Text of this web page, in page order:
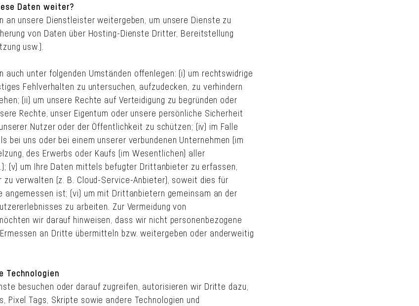
Daten weiter?
an unsere Dienstleister weitergeben, um unsere Dienste zu
von Daten über Hosting-Dienste Dritter, Bereitstellung
usw.).
auch unter folgenden Umständen offenlegen: (i) um rechtswidrige
Fehlverhalten zu untersuchen, aufzudecken, zu verhindern
(ii) um unsere Rechte auf Verteidigung zu begründen oder
Rechte, unser Eigentum oder unsere persönliche Sicherheit
Nutzer oder der Öffentlichkeit zu schützen; (iv) im Falle
bei uns oder bei einem unserer verbundenen Unternehmen (im
des Erwerbs oder Kaufs (im Wesentlichen) aller
(v) um Ihre Daten mittels befugter Drittanbieter zu erfassen,
verwalten (z. B. Cloud-Service-Anbieter), soweit dies für
angemessen ist; (vi) um mit Drittanbietern gemeinsam an der
zu arbeiten. Zur Vermeidung von
wir darauf hinweisen, dass wir nicht personenbezogene
an Dritte übermitteln bzw. weitergeben oder anderweitig
Technologien
besuchen oder darauf zugreifen, autorisieren wir Dritte dazu,
Pixel Tags, Skripte sowie andere Technologien und